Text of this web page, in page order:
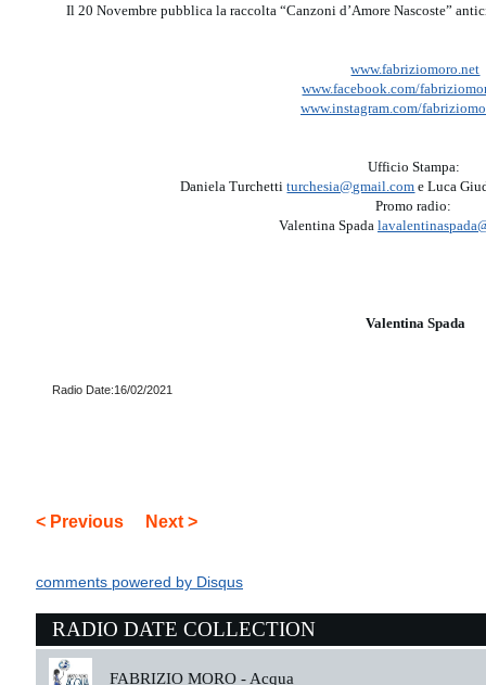
Il 20 Novembre pubblica la raccolta “Canzoni d’Amore Nascoste”
www.fabriziomoro.net
www.facebook.com/
www.instagram.com/
Ufficio Stampa:
Daniela Turchettiturchesia@gmail.com e Luca
Promo radio:
Valentina Spada
Valentina Spada
Radio Date:16/02/2021
< Previous Next >
comments powered by Disqus
RADIO DATE COLLECTION
FABRIZIO MORO - Acqua